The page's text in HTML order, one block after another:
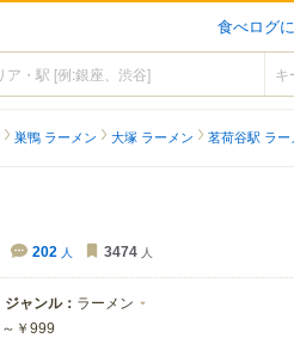
食べログ
巣鴨 ラーメン 大塚 ラーメン 茗荷谷駅 ラー
202 人 3474 人
ジャンル： ラーメン
～￥999